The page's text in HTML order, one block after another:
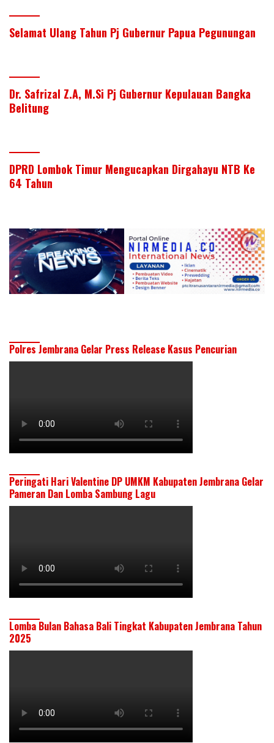
Selamat Ulang Tahun Pj Gubernur Papua Pegunungan
Dr. Safrizal Z.A, M.Si Pj Gubernur Kepulauan Bangka
Belitung
DPRD Lombok Timur Mengucapkan Dirgahayu NTB Ke
64 Tahun
Polres Jembrana Gelar Press Release Kasus Pencurian
Peringati Hari Valentine DP UMKM Kabupaten Jembrana Gelar
Pameran Dan Lomba Sambung Lagu
Lomba Bulan Bahasa Bali Tingkat Kabupaten Jembrana Tahun
2025